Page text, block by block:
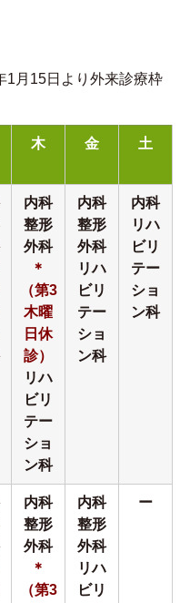
1月15日より外来診療枠
木 金 土
内科
整形
外科
＊
（第3
木曜
日休
診）
リハ
ビリ
テー
ショ
ン科
内科
整形
外科
リハ
ビリ
テー
ショ
ン科
内科
リハ
ビリ
テー
ショ
ン科
内科
整形
外科
＊
（第3
内科
整形
外科
リハ
ビリ
ー